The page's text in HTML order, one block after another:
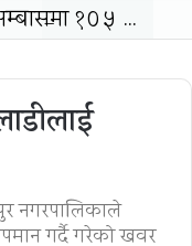
लोकज्योती उत्थान केन्द्रद्वारा अम्बासमा १०५ विपन्न विद्यार्थीलाई शैक्षिक तथा खेलकुद सामग्री वितरण
नगरपालिकाले
गर्दै गरेको खवर